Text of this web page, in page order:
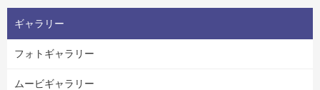
ギャラリー
フォトギャラリー
ムービギャラリー